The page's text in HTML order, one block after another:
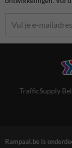
TrafficSupply
Rampaal.be is